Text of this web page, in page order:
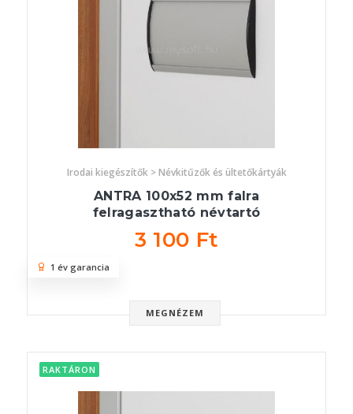
Irodai kiegészítők > Névkitűzők és ültetőkártyák
ANTRA 100x52 mm falra
felragasztható névtartó
3 100 Ft
MEGNÉZEM
1 év garancia
RAKTÁRON